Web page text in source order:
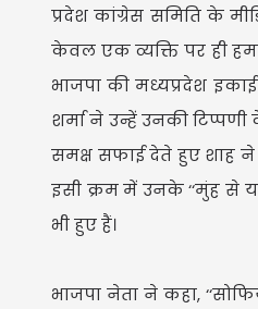
प्रदेश कांग्रेस समिति के
केवल एक व्यक्ति पर ही
भाजपा की मध्यप्रदेश
शर्मा ने उन्हें उनकी
समक्ष सफाई देते हुए शाह
इसी क्रम में उनके ‘‘मुंह से
भी हुए हैं।
भाजपा नेता ने कहा,